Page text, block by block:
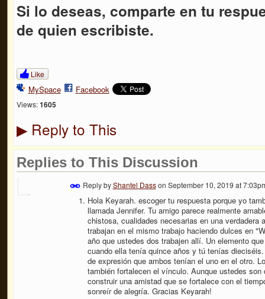
Si lo deseas, comparte en tu
de quien escribiste.
Like
MySpace Facebook
Views: 1605
▶Reply to This
Replies to This Discussion
Reply byShantel Dasson September 10, 2019 at
Hola Keyarah. escoger tu respuesta porque yo
llamada Jennifer. Tu amigo parece realmente
chistosa, cualidades necesarias en una
trabajan en el mismo trabajo haciendo dulces en
año que ustedes dos trabajen allí. Un elemento
cuando ella tenía quince años y tú tenías
de expresión que ambos tenían el uno en el otro.
también fortalecen el vínculo. Aunque ustedes
construir una amistad que se fortalece con el
sonreír de alegría. Gracias Keyarah!